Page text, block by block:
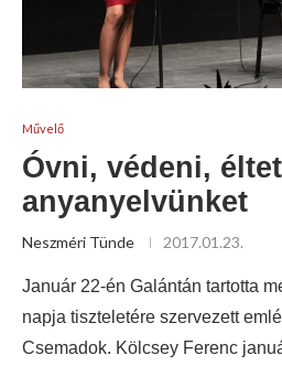
Művelő
Óvni, védeni,
anyanyelvünket
Neszméri Tünde 2017.01.23.
Január 22-én Galántán tartotta
napja tiszteletére szervezett
Csemadok. Kölcsey Ferenc